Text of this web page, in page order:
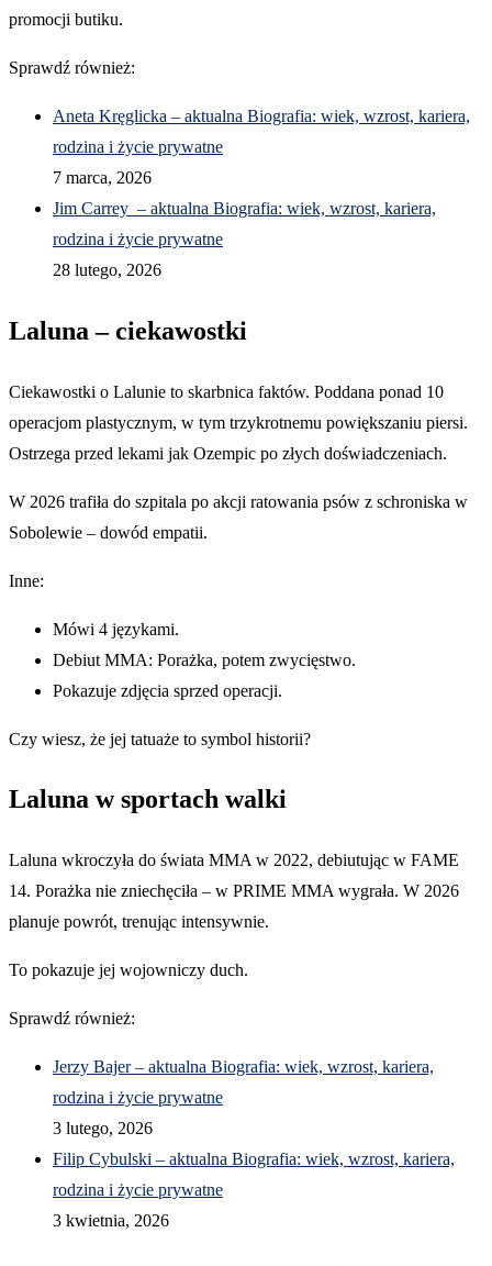
promocji butiku.
Sprawdź również:
Aneta Kręglicka – aktualna Biografia: wiek, wzrost, kariera,
rodzina i życie prywatne
7 marca, 2026
Jim Carrey – aktualna Biografia: wiek, wzrost, kariera,
rodzina i życie prywatne
28 lutego, 2026
Laluna – ciekawostki
Ciekawostki o Lalunie to skarbnica faktów. Poddana ponad 10
operacjom plastycznym, w tym trzykrotnemu powiększaniu piersi.
Ostrzega przed lekami jak Ozempic po złych doświadczeniach.
W 2026 trafiła do szpitala po akcji ratowania psów z schroniska w
Sobolewie – dowód empatii.
Inne:
Mówi 4 językami.
Debiut MMA: Porażka, potem zwycięstwo.
Pokazuje zdjęcia sprzed operacji.
Czy wiesz, że jej tatuaże to symbol historii?
Laluna w sportach walki
Laluna wkroczyła do świata MMA w 2022, debiutując w FAME
14. Porażka nie zniechęciła – w PRIME MMA wygrała. W 2026
planuje powrót, trenując intensywnie.
To pokazuje jej wojowniczy duch.
Sprawdź również:
Jerzy Bajer – aktualna Biografia: wiek, wzrost, kariera,
rodzina i życie prywatne
3 lutego, 2026
Filip Cybulski – aktualna Biografia: wiek, wzrost, kariera,
rodzina i życie prywatne
3 kwietnia, 2026